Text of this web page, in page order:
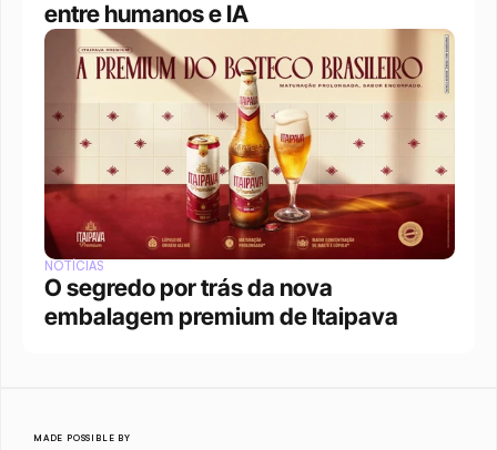
entre humanos e IA
NOTÍCIAS
O segredo por trás da nova
embalagem premium de Itaipava
MADE POSSIBLE BY